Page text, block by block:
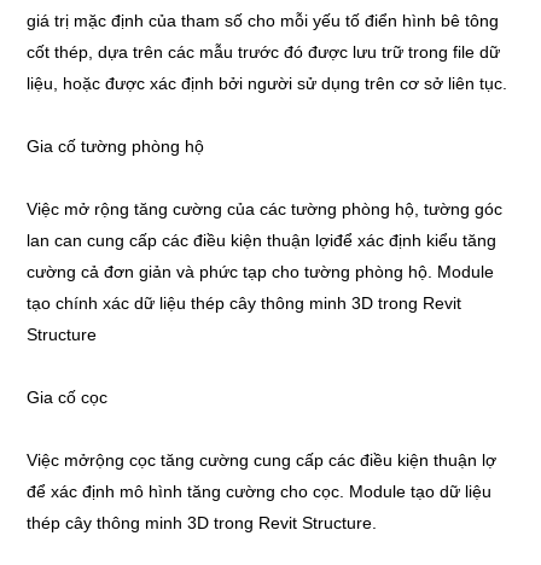
giá trị mặc định của tham số cho mỗi yếu tố điển hình bê tông
cốt thép, dựa trên các mẫu trước đó được lưu trữ trong file dữ
liệu, hoặc được xác định bởi người sử dụng trên cơ sở liên tục.
Gia cố tường phòng hộ
Việc mở rộng tăng cường của các tường phòng hộ, tường góc
lan can cung cấp các điều kiện thuận lợiđể xác định kiểu tăng
cường cả đơn giản và phức tạp cho tường phòng hộ. Module
tạo chính xác dữ liệu thép cây thông minh 3D trong Revit
Structure
Gia cố cọc
Việc mởrộng cọc tăng cường cung cấp các điều kiện thuận lợ
để xác định mô hình tăng cường cho cọc. Module tạo dữ liệu
thép cây thông minh 3D trong Revit Structure.